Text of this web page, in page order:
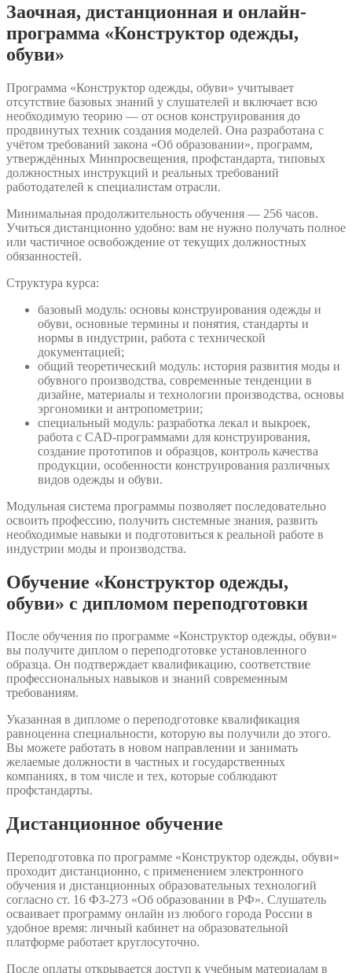
Заочная, дистанционная и онлайн-
программа «Конструктор одежды,
обуви»
Программа «Конструктор одежды, обуви» учитывает
отсутствие базовых знаний у слушателей и включает всю
необходимую теорию — от основ конструирования до
продвинутых техник создания моделей. Она разработана с
учётом требований закона «Об образовании», программ,
утверждённых Минпросвещения, профстандарта, типовых
должностных инструкций и реальных требований
работодателей к специалистам отрасли.
Минимальная продолжительность обучения — 256 часов.
Учиться дистанционно удобно: вам не нужно получать полное
или частичное освобождение от текущих должностных
обязанностей.
Структура курса:
базовый модуль: основы конструирования одежды и
обуви, основные термины и понятия, стандарты и
нормы в индустрии, работа с технической
документацией;
общий теоретический модуль: история развития моды и
обувного производства, современные тенденции в
дизайне, материалы и технологии производства, основы
эргономики и антропометрии;
специальный модуль: разработка лекал и выкроек,
работа с CAD-программами для конструирования,
создание прототипов и образцов, контроль качества
продукции, особенности конструирования различных
видов одежды и обуви.
Модульная система программы позволяет последовательно
освоить профессию, получить системные знания, развить
необходимые навыки и подготовиться к реальной работе в
индустрии моды и производства.
Обучение «Конструктор одежды,
обуви» с дипломом переподготовки
После обучения по программе «Конструктор одежды, обуви»
вы получите диплом о переподготовке установленного
образца. Он подтверждает квалификацию, соответствие
профессиональных навыков и знаний современным
требованиям.
Указанная в дипломе о переподготовке квалификация
равноценна специальности, которую вы получили до этого.
Вы можете работать в новом направлении и занимать
желаемые должности в частных и государственных
компаниях, в том числе и тех, которые соблюдают
профстандарты.
Дистанционное обучение
Переподготовка по программе «Конструктор одежды, обуви»
проходит дистанционно, с применением электронного
обучения и дистанционных образовательных технологий
согласно ст. 16 ФЗ-273 «Об образовании в РФ». Слушатель
осваивает программу онлайн из любого города России в
удобное время: личный кабинет на образовательной
платформе работает круглосуточно.
После оплаты открывается доступ к учебным материалам в